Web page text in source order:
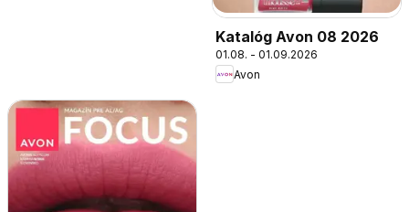
Katalóg Avon 08 2026
01.08. - 01.09.2026
Avon